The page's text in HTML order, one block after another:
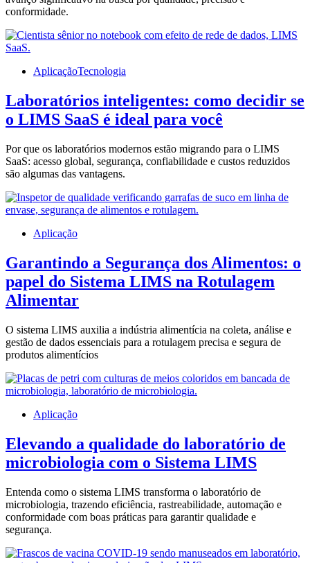
conformidade.
AplicaçãoTecnologia
Laboratórios inteligentes: como decidir se
o LIMS SaaS é ideal para você
Por que os laboratórios modernos estão migrando para o LIMS
SaaS: acesso global, segurança, confiabilidade e custos reduzidos
são algumas das vantagens.
Aplicação
Garantindo a Segurança dos Alimentos: o
papel do Sistema LIMS na Rotulagem
Alimentar
O sistema LIMS auxilia a indústria alimentícia na coleta, análise e
gestão de dados essenciais para a rotulagem precisa e segura de
produtos alimentícios
Aplicação
Elevando a qualidade do laboratório de
microbiologia com o Sistema LIMS
Entenda como o sistema LIMS transforma o laboratório de
microbiologia, trazendo eficiência, rastreabilidade, automação e
conformidade com boas práticas para garantir qualidade e
segurança.